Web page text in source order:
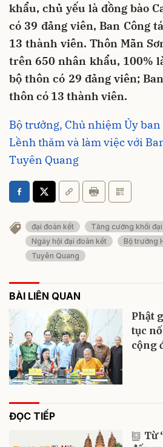
khẩu, chủ yếu là đồng bào
có 39 đảng viên, Ban Công
13 thành viên. Thôn Mãn
trên 650 nhân khẩu, 100%
bộ thôn có 29 đảng viên;
thôn có 13 thành viên.
Bộ trưởng, Chủ nhiệm Ủy ban
Lềnh thăm và làm việc với
Tuyên Quang
đại đoàn kết
Tăng cường khối
Ngày hội đại đoàn kết
Bộ trưởng
Tuyên Quang
BÀI LIÊN QUAN
Phật
tục
cộng
ĐỌC TIẾP
Từ